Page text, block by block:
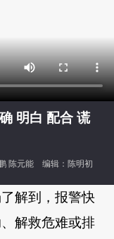
明白 配合 谎
陈元能 编辑：陈明初
解到，报警快
解救危难或排